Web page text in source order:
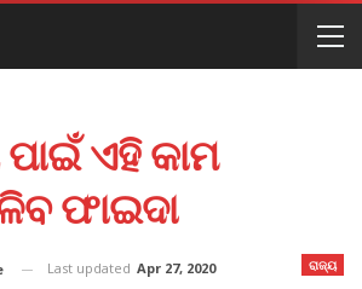
ଏହି କାମ
ଫାଇଦା
ରାଜ୍ୟ
Last updated Apr 27, 2020